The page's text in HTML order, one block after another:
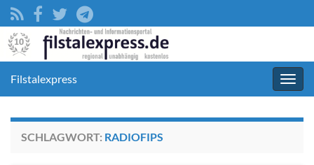
Filstalexpress
SCHLAGWORT: RADIOFIPS